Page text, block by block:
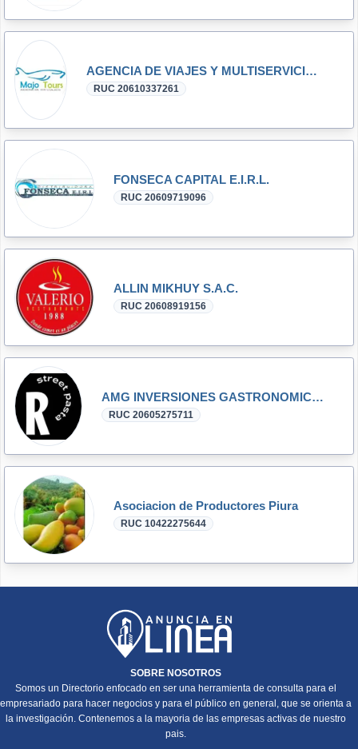
AGENCIA DE VIAJES Y MULTISERVICIOS MAJO TOURS E.I.R.L.
RUC 20610337261
FONSECA CAPITAL E.I.R.L.
RUC 20609719096
ALLIN MIKHUY S.A.C.
RUC 20608919156
AMG INVERSIONES GASTRONOMICAS S.A.C.
RUC 20605275711
Asociacion de Productores Piura
RUC 10422275644
SOBRE NOSOTROS
Somos un Directorio enfocado en ser una herramienta de consulta para el
empresariado para hacer negocios y para el público en general, que se orienta a
la investigación. Contenemos a la mayoria de las empresas activas de nuestro
pais.